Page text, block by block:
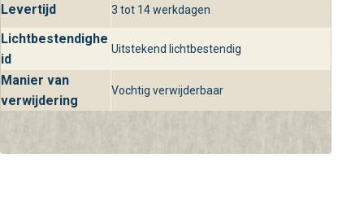
Levertijd 3 tot 14 werkdagen
Lichtbestendighe
id
Uitstekend lichtbestendig
Manier van
verwijdering
Vochtig verwijderbaar